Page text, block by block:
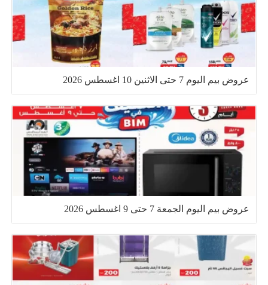
عروض بيم اليوم 7 حتى الاثنين 10 اغسطس 2026
عروض بيم اليوم الجمعة 7 حتى 9 اغسطس 2026